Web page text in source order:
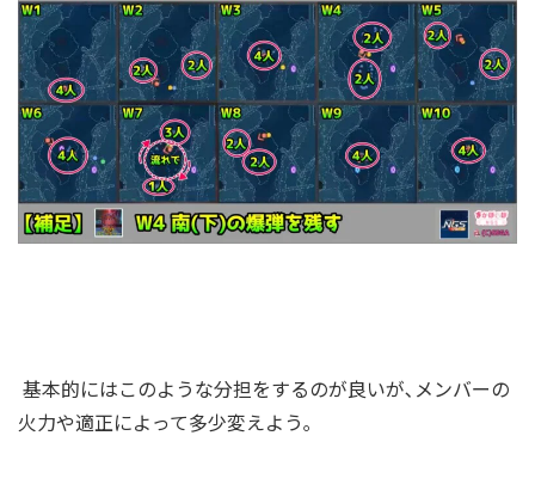
基本的にはこのような分担をするのが良いが､メンバーの
火力や適正によって多少変えよう｡